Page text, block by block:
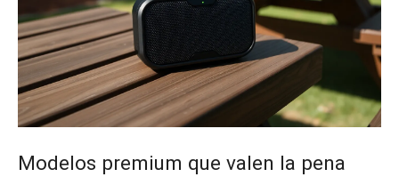
Modelos premium que valen la pena